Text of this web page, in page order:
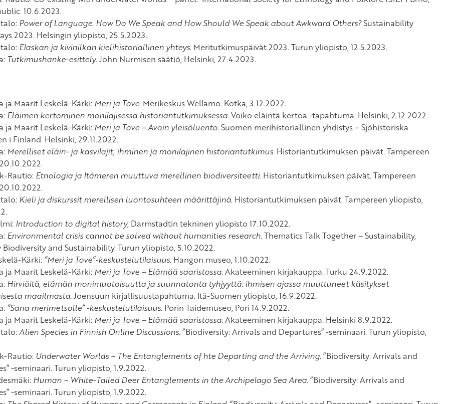
10.6.2023.
Power of Language. How Do We Speak and How Should We Speak about Awkward Others?Sustainability
2023. Helsingin yliopisto, 25.5.2023.
Elaskan ja kivinilkan kielihistoriallinen yhteys. Meritutkimuspäivät 2023. Turun yliopisto, 12.5.2023.
Tutkimushanke-esittely. John Nurmisen säätiö, Helsinki, 27.4.2023.
ja Maarit Leskelä-Kärki: Meri ja Tove. Merikeskus Wellamo. Kotka, 3.12.2022.
Eläimen kertominen monilajisessa historiantutkimuksessa.Voiko eläintä kertoa -tapahtuma. Helsinki, 2.12.2022.
ja Maarit Leskelä-Kärki: Meri ja Tove – Avoin yleisöluento. Suomen merihistoriallinen yhdistys – Sjöhistoriska
i Finland. Helsinki, 29.11.2022.
Merelliset eläin- ja kasvilajit, ihminen ja monilajinen historiantutkimus. Historiantutkimuksen päivät. Tampereen
Rautio: Etnologia ja Itämeren muuttuva merellinen biodiversiteetti. Historiantutkimuksen päivät. Tampereen
Kieli ja diskurssit merellisen luontosuhteen määrittäjinä. Historiantutkimuksen päivät. Tampereen yliopisto,
Introduction to digital history, Darmstadtin tekninen yliopisto 17.10.2022.
Environmental crisis cannot be solved without humanities research. Thematics Talk Together – Sustainability,
and Sustainability. Turun yliopisto, 5.10.2022.
Kärki: ”Meri ja Tove”-keskustelutilaisuus. Hangon museo, 1.10.2022.
ja Maarit Leskelä-Kärki: Meri ja Tove – Elämää saaristossa. Akateeminen kirjakauppa. Turku 24.9.2022.
Hirviöitä, elämän monimuotoisuutta ja suunnatonta tyhjyyttä: ihmisen ajassa muuttuneet käsitykset
maailmasta. Joensuun kirjallisuustapahtuma. Itä-Suomen yliopisto, 16.9.2022.
”Sana merimetsolle” -keskustelutilaisuus. Porin Taidemuseo, Pori 14.9.2022.
ja Maarit Leskelä-Kärki: Meri ja Tove – Elämää saaristossa. Akateeminen kirjakauppa. Helsinki 8.9.2022.
Alien Species in Finnish Online Discussions. ”Biodiversity: Arrivals and Departures” -seminaari. Turun yliopisto,
Rautio: Underwater Worlds – The Entanglements of hte Departing and the Arriving. ”Biodiversity: Arrivals and
-seminaari. Turun yliopisto, 1.9.2022.
Human – White-Tailed Deer Entanglements in the Archipelago Sea Area. ”Biodiversity: Arrivals and
-seminaari. Turun yliopisto, 1.9.2022.